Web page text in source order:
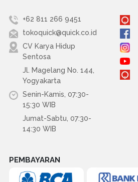
+62 811 266 9451
tokoquick@quick.co.id
CV Karya Hidup
Sentosa
Jl. Magelang No. 144,
Yogyakarta
Senin-Kamis, 07:30-
15:30 WIB
Jumat-Sabtu, 07:30-
14:30 WIB
PEMBAYARAN